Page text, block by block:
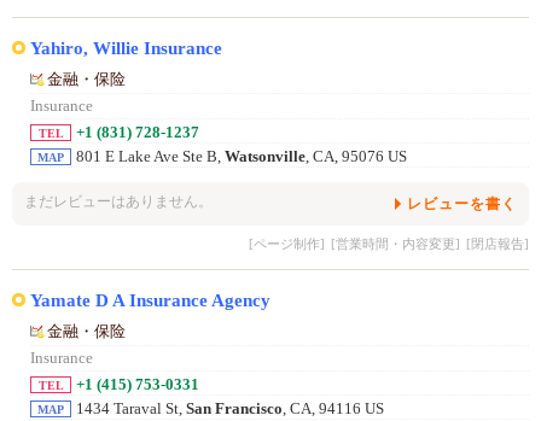
Yahiro, Willie Insurance
金融・保险
Insurance
TEL +1 (831) 728-1237
MAP 801 E Lake Ave Ste B, Watsonville , CA, 95076 US
まだレビューはありません。 レビューを書く
[ページ制作] [営業時間・内容変更] [閉店報告]
Yamate D A Insurance Agency
金融・保险
Insurance
TEL +1 (415) 753-0331
MAP 1434 Taraval St, San Francisco , CA, 94116 US